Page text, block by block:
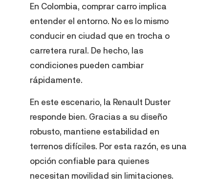
En Colombia, comprar carro implica
entender el entorno. No es lo mismo
conducir en ciudad que en trocha o
carretera rural. De hecho, las
condiciones pueden cambiar
rápidamente.
En este escenario, la Renault Duster
responde bien. Gracias a su diseño
robusto, mantiene estabilidad en
terrenos difíciles. Por esta razón, es una
opción confiable para quienes
necesitan movilidad sin limitaciones.